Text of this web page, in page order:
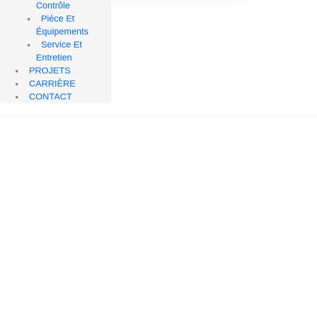
Contrôle
Piéce Et
Équipements
Service Et
Entretien
PROJETS
CARRIÈRE
CONTACT